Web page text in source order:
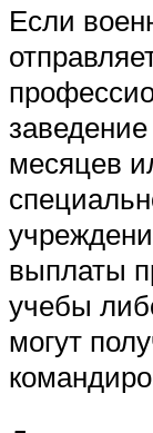
Если
месяцев
выплаты
учебы
могут